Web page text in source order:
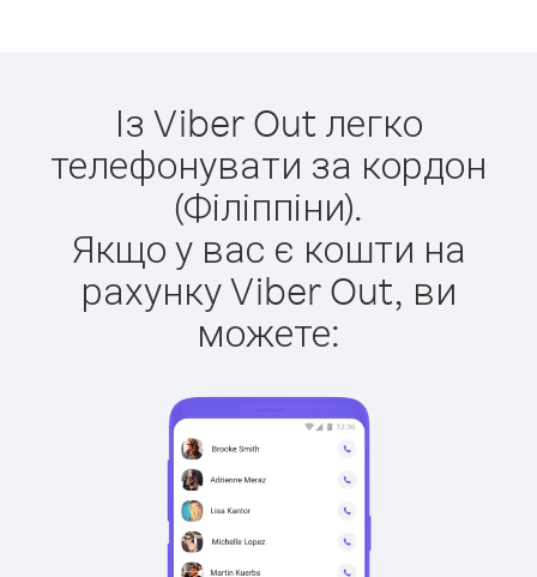
Із Viber Out легко
телефонувати за кордон
(Філіппіни).
Якщо у вас є кошти на
рахунку Viber Out, ви
можете: